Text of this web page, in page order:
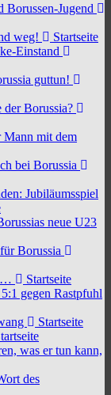
Borussen-Jugend
weg!
Startseite
Einstand
guttun!
der Borussia?
Mann mit dem
bei Borussia
Jubiläumsspiel
neue U23
Borussia
…
Startseite
gegen Rastpfuhl
Startseite
was er tun kann,
des